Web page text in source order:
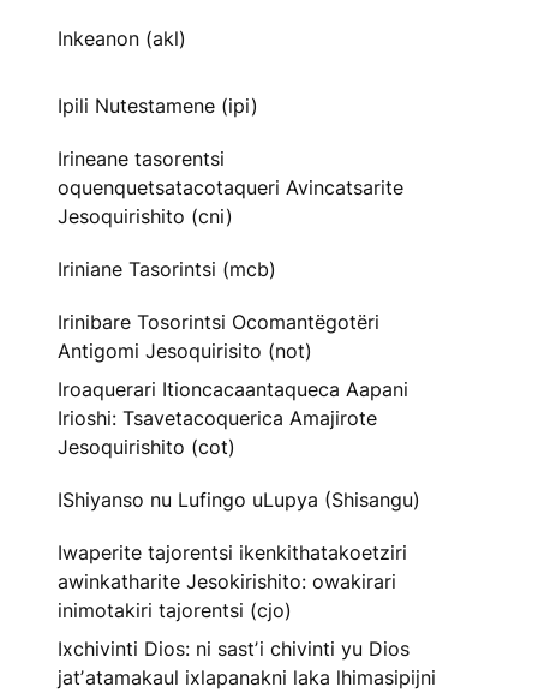
Inkeanon (akl)
Ipili Nutestamene (ipi)
Irineane tasorentsi
oquenquetsatacotaqueri Avincatsarite
Jesoquirishito (cni)
Iriniane Tasorintsi (mcb)
Irinibare Tosorintsi Ocomantëgotëri
Antigomi Jesoquirisito (not)
Iroaquerari Itioncacaantaqueca Aapani
Irioshi: Tsavetacoquerica Amajirote
Jesoquirishito (cot)
IShiyanso nu Lufingo uLupya (Shisangu)
Iwaperite tajorentsi ikenkithatakoetziri
awinkatharite Jesokirishito: owakirari
inimotakiri tajorentsi (cjo)
Ixchivinti Dios: ni sastʼi chivinti yu Dios
jatʼatamakaul ixlapanakni laka lhimasipijni